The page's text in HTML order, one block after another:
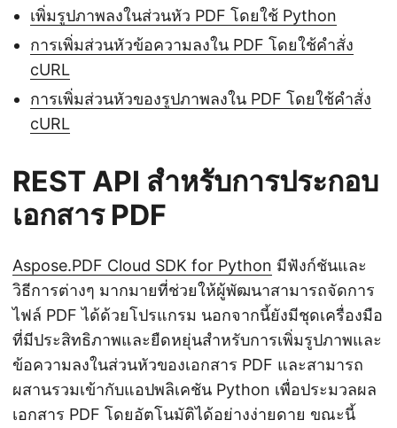
เพิ่มรูปภาพลงในส่วนหัว PDF โดยใช้ Python
การเพิ่มส่วนหัวข้อความลงใน PDF โดยใช้คำสั่ง
cURL
การเพิ่มส่วนหัวของรูปภาพลงใน PDF โดยใช้คำสั่ง
cURL
REST API สำหรับการประกอบ
เอกสาร PDF
Aspose.PDF Cloud SDK for Python มีฟังก์ชันและ
วิธีการต่างๆ มากมายที่ช่วยให้ผู้พัฒนาสามารถจัดการ
ไฟล์ PDF ได้ด้วยโปรแกรม นอกจากนี้ยังมีชุดเครื่องมือ
ที่มีประสิทธิภาพและยืดหยุ่นสำหรับการเพิ่มรูปภาพและ
ข้อความลงในส่วนหัวของเอกสาร PDF และสามารถ
ผสานรวมเข้ากับแอปพลิเคชัน Python เพื่อประมวลผล
เอกสาร PDF โดยอัตโนมัติได้อย่างง่ายดาย ขณะนี้